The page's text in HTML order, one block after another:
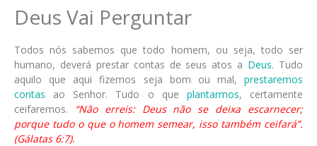
Deus Vai Perguntar
Todos nós sabemos que todo homem, ou seja, todo ser
humano, deverá prestar contas de seus atos a Deus. Tudo
aquilo que aqui fizemos seja bom ou mal, prestaremos
contas ao Senhor. Tudo o que plantarmos, certamente
ceifaremos.
“Não erreis: Deus não se deixa escarnecer;
porque tudo o que o homem semear, isso também ceifará”.
(Gálatas 6:7).